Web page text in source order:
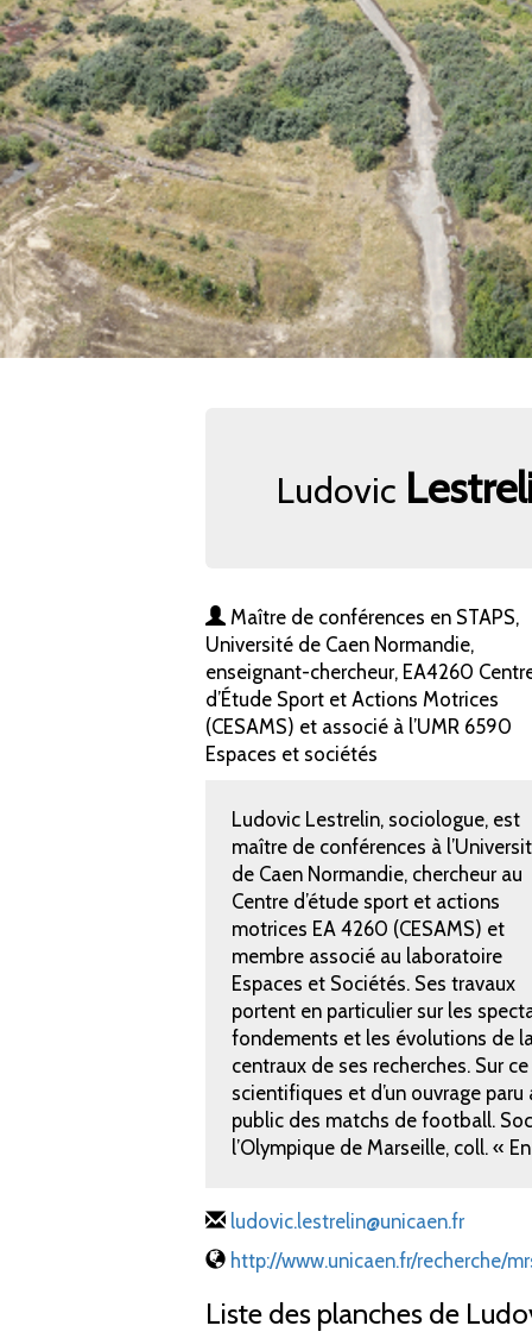
Ludovic
Maître de conférences en STAPS,
Université de Caen Normandie,
enseignant-chercheur, EA4260
d’Étude Sport et Actions Motrices
(CESAMS) et associé à l’UMR 6590
Espaces et sociétés
Ludovic Lestrelin, sociologue, est
maître de conférences à
de Caen Normandie, chercheur au
Centre d’étude sport et actions
motrices EA 4260 (CESAMS) et
membre associé au laboratoire
Espaces et Sociétés. Ses travaux
portent en particulier sur les
fondements et les évolutions de
centraux de ses recherches. Sur
scientifiques et d’un ouvrage paru
public des matchs de football.
l’Olympique de Marseille, coll. «
ludovic.lestrelin@unicaen.fr
http://www.unicaen.fr/recherche/
Liste des planches de